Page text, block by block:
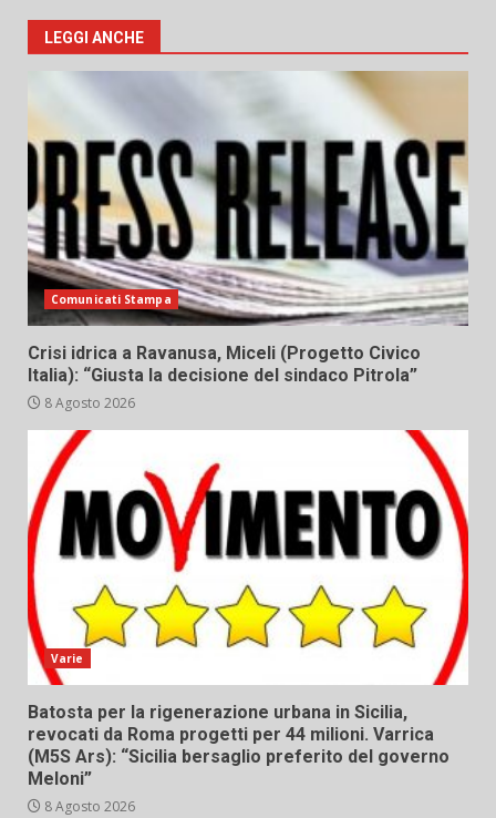
LEGGI ANCHE
Comunicati Stampa
Crisi idrica a Ravanusa, Miceli (Progetto Civico
Italia): “Giusta la decisione del sindaco Pitrola”
8 Agosto 2026
Varie
Batosta per la rigenerazione urbana in Sicilia,
revocati da Roma progetti per 44 milioni. Varrica
(M5S Ars): “Sicilia bersaglio preferito del governo
Meloni”
8 Agosto 2026